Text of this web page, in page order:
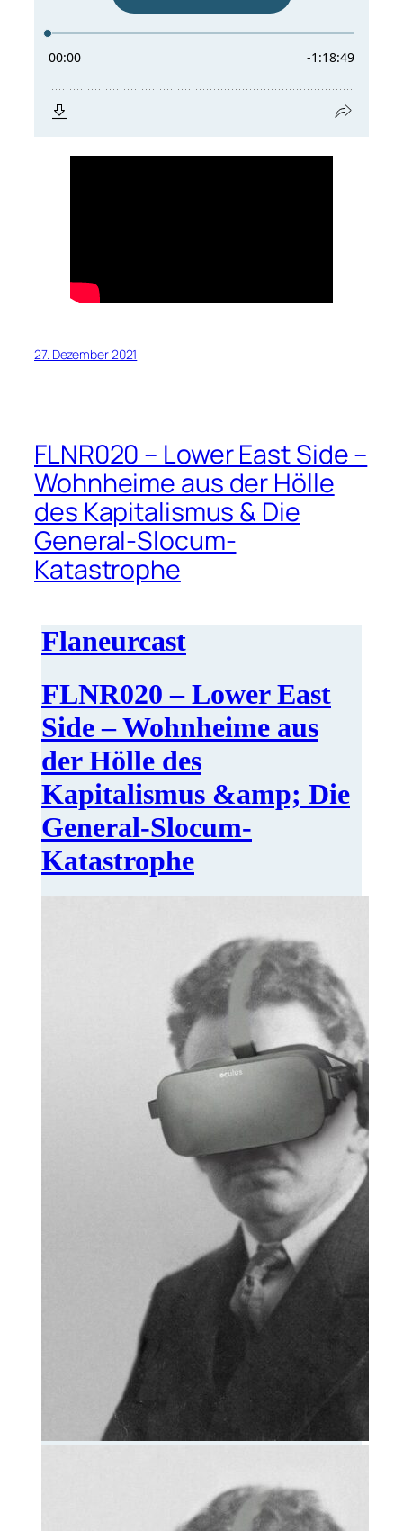
27. Dezember 2021
FLNR020 – Lower East Side –
Wohnheime aus der Hölle
des Kapitalismus & Die
General-Slocum-
Katastrophe